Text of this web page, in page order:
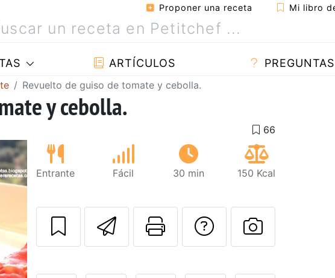
Proponer una receta Mi libro
ARTÍCULOS PREGUNTAS
Revuelto de guiso de tomate y cebolla.
y cebolla.
Entrante Fácil 30 min 150 Kcal
Enviar esta receta a un
Imprimir esta
Preguntar al
Publicar